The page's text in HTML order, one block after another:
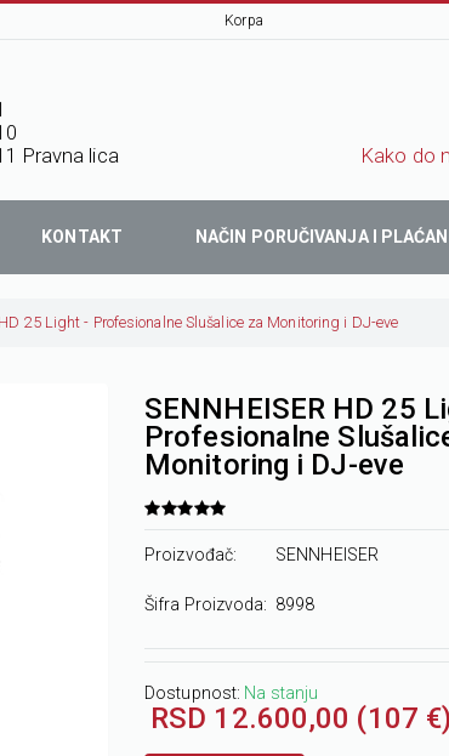
Korpa
Pravna lica
Kako do
KONTAKT NAČIN PORUČIVANJA I
25 Light - Profesionalne Slušalice za Monitoring i DJ-eve
SENNHEISER HD 25
Profesionalne
Monitoring i DJ-eve
Proizvođač: SENNHEISER
Šifra Proizvoda: 8998
Dostupnost: Na stanju
RSD 12.600,00 (107 €)